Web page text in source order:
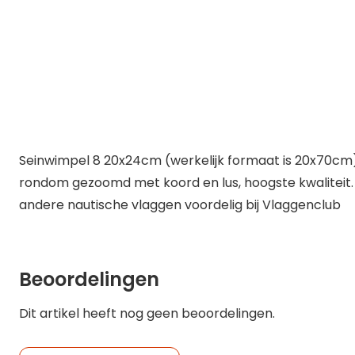
Seinwimpel 8 20x24cm (werkelijk formaat is
rondom gezoomd met koord en lus, hoogste
andere nautische vlaggen voordelig bij Vlaggenclub
Beoordelingen
Dit artikel heeft nog geen beoordelingen.